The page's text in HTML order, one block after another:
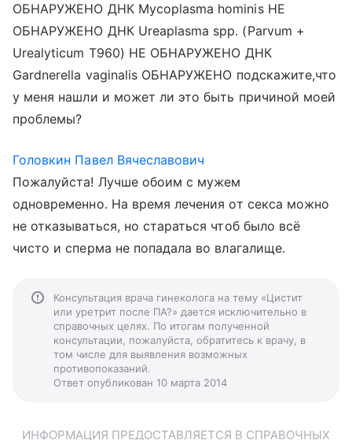
ОБНАРУЖЕНО ДНК Mycoplasma hominis НЕ
ОБНАРУЖЕНО ДНК Ureaplasma spp. (Parvum +
Urealyticum T960) НЕ ОБНАРУЖЕНО ДНК
Gardnerella vaginalis ОБНАРУЖЕНО подскажите,что
у меня нашли и может ли это быть причиной моей
проблемы?
Головкин Павел Вячеславович
Пожалуйста! Лучше обоим с мужем
одновременно. На время лечения от секса можно
не отказываться, но стараться чтоб было всё
чисто и сперма не попадала во влагалище.
Консультация врача гинеколога на тему «Цистит
или уретрит после ПА?» дается исключительно в
справочных целях. По итогам полученной
консультации, пожалуйста, обратитесь к врачу, в
том числе для выявления возможных
противопоказаний.
Ответ опубликован 10 марта 2014
ИНФОРМАЦИЯ ПРЕДОСТАВЛЯЕТСЯ В СПРАВОЧНЫХ